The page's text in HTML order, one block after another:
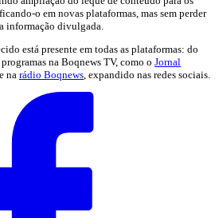
o em novas plataformas, mas sem perder
informação divulgada.
está presente em todas as plataformas: do
na Boqnews TV, como o Jornal
, e na rádio Boqnews , expandido nas redes sociais.